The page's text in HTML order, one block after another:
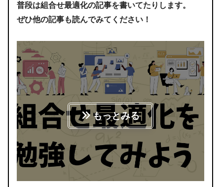
普段は組合せ最適化の記事を書いてたりします。
ぜひ他の記事も読んでみてください！
もっとみる